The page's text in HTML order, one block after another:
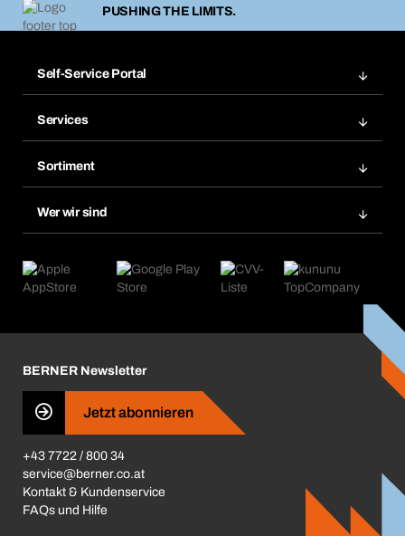
PUSHING THE LIMITS.
Self-Service Portal
Merklisten
Nachbestellungen
Abo-Funktion
Services
Chemical Safety Management
eProcurement
Produktfinder
Sortiment
Kataloge & Broschüren
Wer wir sind
Was uns antreibt
Presse
Business Conduct
BERNER Newsletter
Jetzt abonnieren
+43 7722 / 800 34
service@berner.co.at
Kontakt & Kundenservice
FAQs und Hilfe